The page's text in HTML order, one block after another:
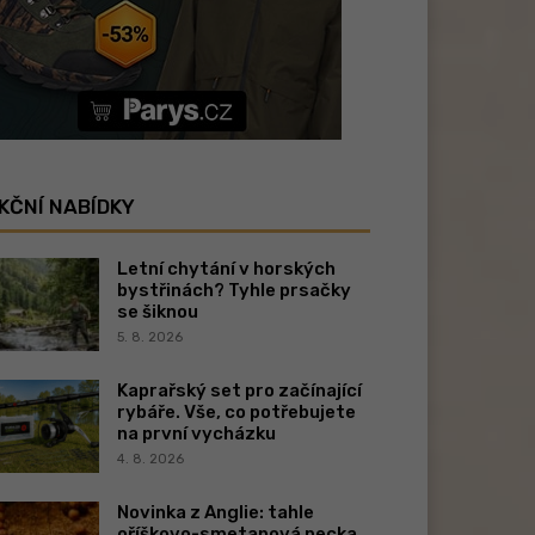
NABÍDKY
Letní chytání v horských
bystřinách? Tyhle prsačky
se šiknou
5. 8. 2026
Kaprařský set pro začínající
rybáře. Vše, co potřebujete
na první vycházku
4. 8. 2026
Novinka z Anglie: tahle